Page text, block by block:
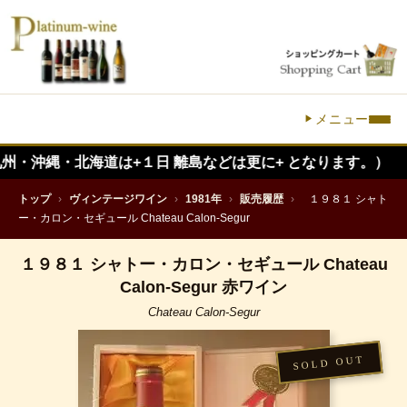
メニュー
道は+１日 離島などは更に+ となります。）
トップ › ヴィンテージワイン › 1981年 › 販売履歴 ›
１９８１ シャト
ー・カロン・セギュール Chateau Calon-Segur
１９８１ シャトー・カロン・セギュール Chateau
Calon-Segur 赤ワイン
Chateau Calon-Segur